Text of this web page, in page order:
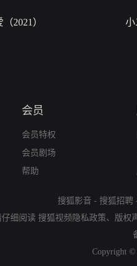
2021）
会员
会员特权
会员剧场
帮助
搜狐影音 - 搜狐招聘
仔细阅读 搜狐视频隐私政策、 版权
Copyright ©